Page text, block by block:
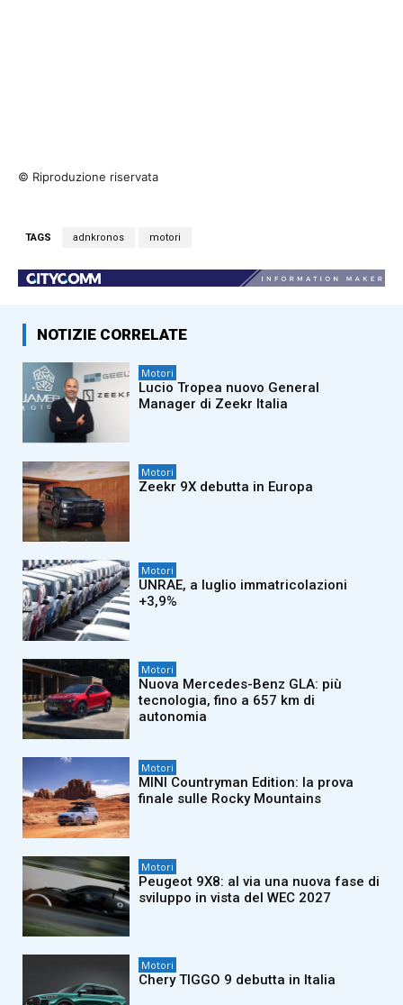
© Riproduzione riservata
TAGS adnkronos motori
NOTIZIE CORRELATE
Motori
Lucio Tropea nuovo General
Manager di Zeekr Italia
Motori
Zeekr 9X debutta in Europa
Motori
UNRAE, a luglio immatricolazioni
+3,9%
Motori
Nuova Mercedes-Benz GLA: più
tecnologia, fino a 657 km di
autonomia
Motori
MINI Countryman Edition: la prova
finale sulle Rocky Mountains
Motori
Peugeot 9X8: al via una nuova fase di
sviluppo in vista del WEC 2027
Motori
Chery TIGGO 9 debutta in Italia